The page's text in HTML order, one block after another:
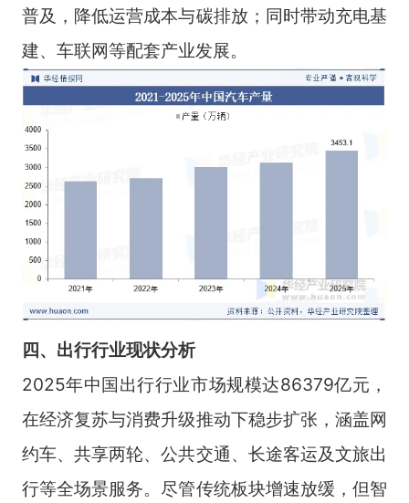
普及，降低运营成本与碳排放；同时带动充电基
建、车联网等配套产业发展。
四、出行行业现状分析
2025年中国出行行业市场规模达86379亿元，
在经济复苏与消费升级推动下稳步扩张，涵盖网
约车、共享两轮、公共交通、长途客运及文旅出
行等全场景服务。尽管传统板块增速放缓，但智